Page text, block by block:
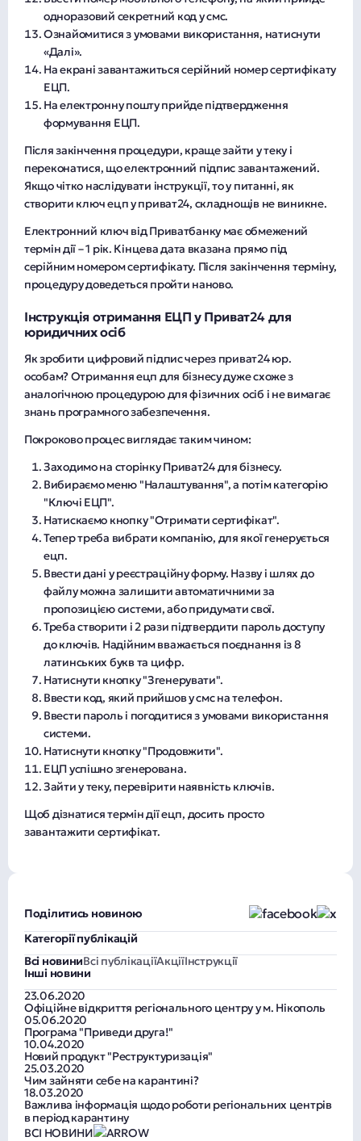
одноразовий секретний код у смс.
Ознайомитися з умовами використання, натиснути
«Далі».
На екрані завантажиться серійний номер сертифікату
ЕЦП.
На електронну пошту прийде підтвердження
формування ЕЦП.
Після закінчення процедури, краще зайти у теку і
переконатися, що електронний підпис завантажений.
Якщо чітко наслідувати інструкції, то у питанні, як
створити ключ ецп у приват24, складнощів не виникне.
Електронний ключ від Приватбанку має обмежений
термін дії – 1 рік. Кінцева дата вказана прямо під
серійним номером сертифікату. Після закінчення терміну,
процедуру доведеться пройти наново.
Інструкція отримання ЕЦП у Приват24 для
юридичних осіб
Як зробити цифровий підпис через приват24 юр.
особам? Отримання ецп для бізнесу дуже схоже з
аналогічною процедурою для фізичних осіб і не вимагає
знань програмного забезпечення.
Покроково процес виглядає таким чином:
Заходимо на сторінку Приват24 для бізнесу.
Вибираємо меню "Налаштування", а потім категорію
"Ключі ЕЦП".
Натискаємо кнопку "Отримати сертифікат".
Тепер треба вибрати компанію, для якої генерується
ецп.
Ввести дані у реєстраційну форму. Назву і шлях до
файлу можна залишити автоматичними за
пропозицією системи, або придумати свої.
Треба створити і 2 рази підтвердити пароль доступу
до ключів. Надійним вважається поєднання із 8
латинських букв та цифр.
Натиснути кнопку "Згенерувати".
Ввести код, який прийшов у смс на телефон.
Ввести пароль і погодитися з умовами використання
системи.
Натиснути кнопку "Продовжити".
ЕЦП успішно згенерована.
Зайти у теку, перевірити наявність ключів.
Щоб дізнатися термін дії ецп, досить просто
завантажити сертифікат.
Поділитись новиною
Категорії публікацій
Всі новиниВсі публікаціїАкціїІнструкції
Інші новини
23.06.2020
Офіційне відкриття регіонального центру у м. Нікополь
05.06.2020
Програма "Приведи друга!"
10.04.2020
Новий продукт "Реструктуризація"
25.03.2020
Чим зайняти себе на карантині?
18.03.2020
Важлива інформація щодо роботи регіональних центрів
в період карантину
ВСІ НОВИНИ